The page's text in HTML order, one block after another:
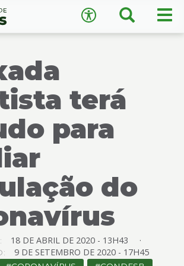
Busca
Acessibilidade ×
− A
↺ Restaurar padrão
terá
para
do
18 DE ABRILDE 2020 - 13H43
9 DESETEMBRO DE 2020 - 17H45